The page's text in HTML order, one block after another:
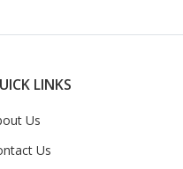
LINKS
Us
Us